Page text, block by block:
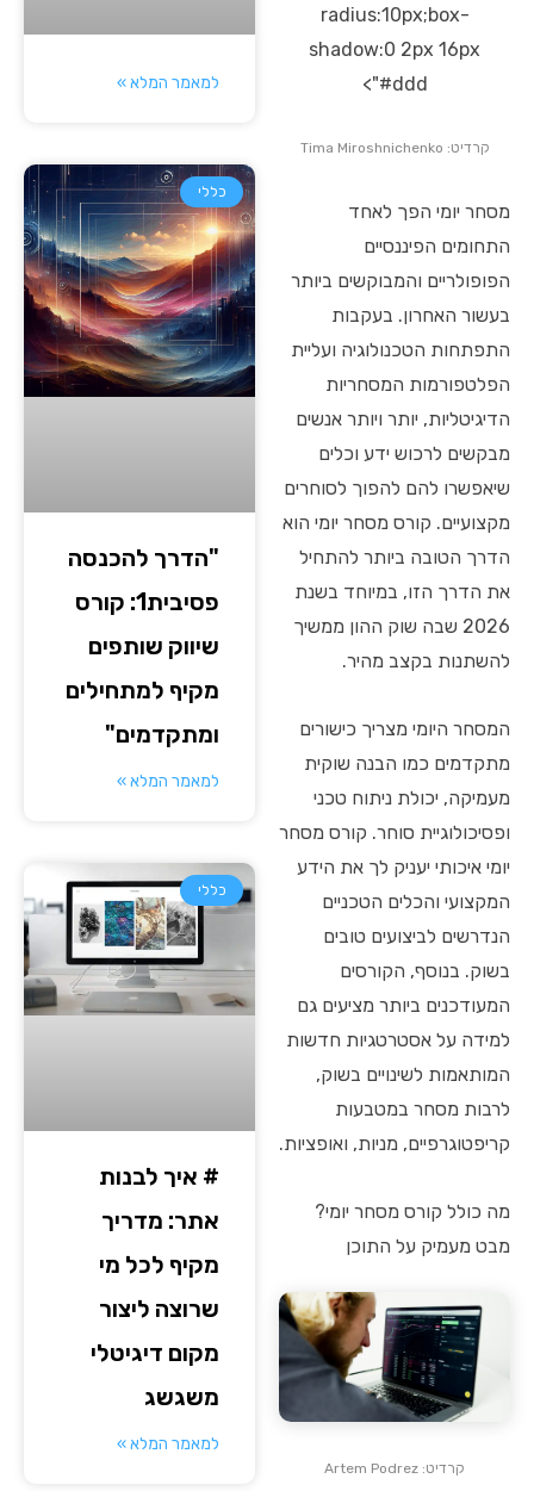
radius:10px;box-
shadow:0 2px 16px
#ddd">
קרדיט: Tima Miroshnichenko
מסחר יומי הפך לאחד
התחומים הפיננסיים
הפופולריים והמבוקשים ביותר
בעשור האחרון. בעקבות
התפתחות הטכנולוגיה ועליית
הפלטפורמות המסחריות
הדיגיטליות, יותר ויותר אנשים
מבקשים לרכוש ידע וכלים
שיאפשרו להם להפוך לסוחרים
מקצועיים. קורס מסחר יומי הוא
הדרך הטובה ביותר להתחיל
את הדרך הזו, במיוחד בשנת
2026 שבה שוק ההון ממשיך
להשתנות בקצב מהיר.
המסחר היומי מצריך כישורים
מתקדמים כמו הבנה שוקית
מעמיקה, יכולת ניתוח טכני
ופסיכולוגיית סוחר. קורס מסחר
יומי איכותי יעניק לך את הידע
המקצועי והכלים הטכניים
הנדרשים לביצועים טובים
בשוק. בנוסף, הקורסים
המעודכנים ביותר מציעים גם
למידה על אסטרטגיות חדשות
המותאמות לשינויים בשוק,
לרבות מסחר במטבעות
קריפטוגרפיים, מניות, ואופציות.
מה כולל קורס מסחר יומי?
מבט מעמיק על התוכן
קרדיט: Artem Podrez
למאמר המלא »
כללי
"הדרך להכנסה
פסיבית1: קורס
שיווק שותפים
מקיף למתחילים
ומתקדמים"
למאמר המלא »
כללי
# איך לבנות
אתר: מדריך
מקיף לכל מי
שרוצה ליצור
מקום דיגיטלי
משגשג
למאמר המלא »